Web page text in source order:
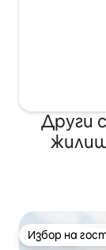
Други
Избор на
Избор на